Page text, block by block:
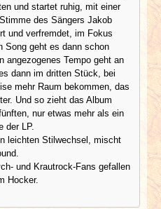
und startet ruhig, mit einer
des Sängers Jakob
und verfremdet, im Fokus
Song geht es dann schon
angezogenes Tempo geht an
dann im dritten Stück, bei
mehr Raum bekommen, das
Und so zieht das Album
nur etwas mehr als ein
der LP.
leichten Stilwechsel, mischt
und Krautrock-Fans gefallen
Hocker.